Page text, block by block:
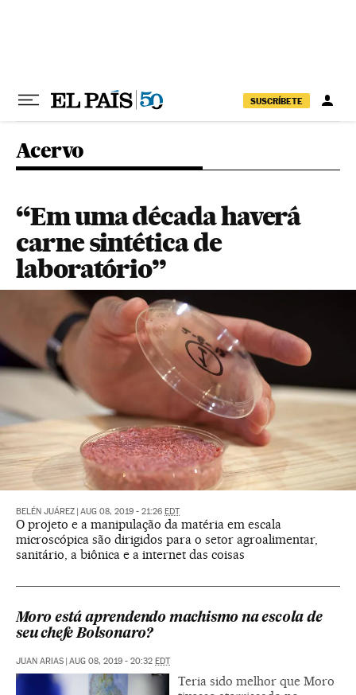
SUSCRÍBETE
Acervo
“Em uma década haverá
carne sintética de
laboratório”
BELÉN JUÁREZ AUG 08, 2019 - 21:26 EDT
O projeto e a manipulação da matéria em escala
microscópica são dirigidos para o setor agroalimentar,
sanitário, a biônica e a internet das coisas
Moro está aprendendo machismo na escola de
seu chefe Bolsonaro?
JUAN ARIAS AUG 08, 2019 - 20:32 EDT
Teria sido melhor que Moro